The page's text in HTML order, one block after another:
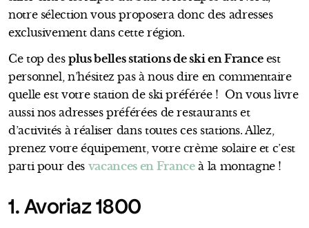
notre sélection vous proposera donc des adresses
exclusivement dans cette région.
Ce top desplus belles stations de ski en Franceest
personnel, n’hésitez pas à nous dire en commentaire
quelle est votre station de ski préférée ! On vous livre
aussi nos adresses préférées de restaurants et
d’activités à réaliser dans toutes ces stations. Allez,
prenez votre équipement, votre crème solaire et c’est
parti pour des vacances en Franceà la montagne !
1. Avoriaz 1800